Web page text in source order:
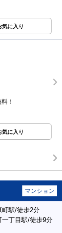
気に入り
！
気に入り
マンション
駅/徒歩2分
丁目駅/徒歩9分